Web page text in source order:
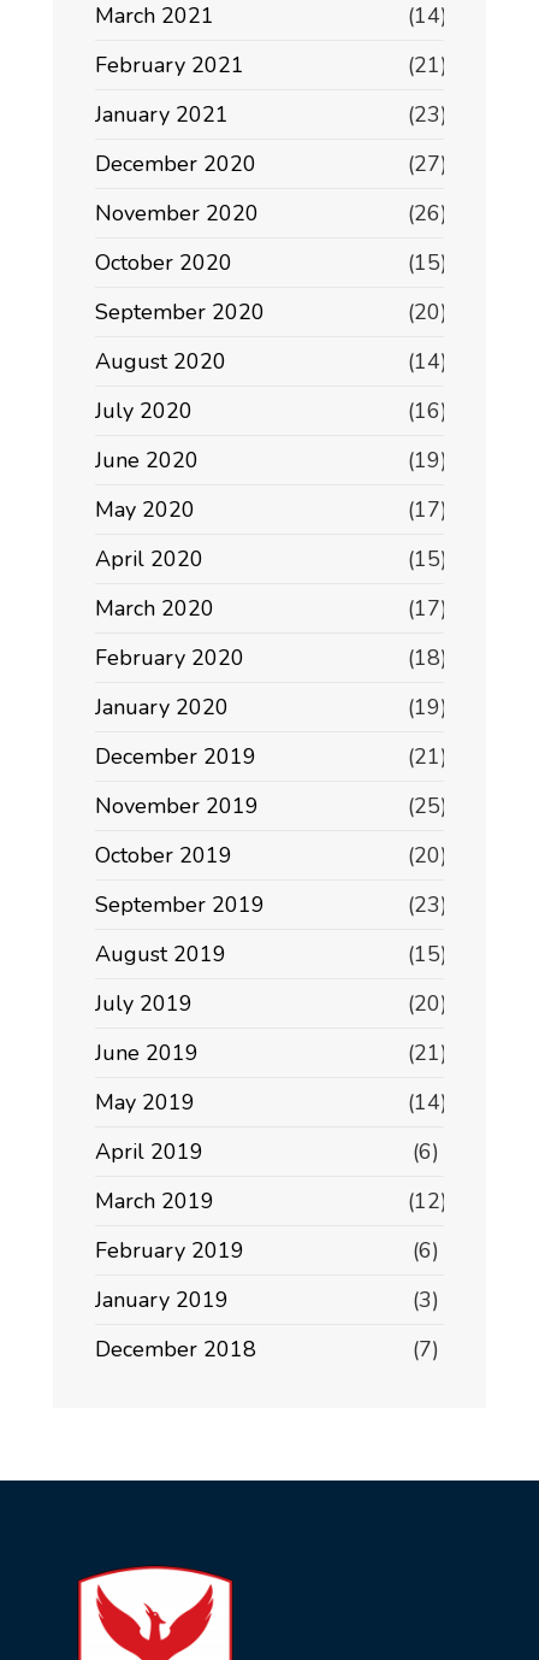
March 2021
(14)
February 2021
(21)
January 2021
(23)
December 2020
(27)
November 2020
(26)
October 2020
(15)
September 2020
(20)
August 2020
(14)
July 2020
(16)
June 2020
(19)
May 2020
(17)
April 2020
(15)
March 2020
(17)
February 2020
(18)
January 2020
(19)
December 2019
(21)
November 2019
(25)
October 2019
(20)
September 2019
(23)
August 2019
(15)
July 2019
(20)
June 2019
(21)
May 2019
(14)
April 2019
(6)
March 2019
(12)
February 2019
(6)
January 2019
(3)
December 2018
(7)